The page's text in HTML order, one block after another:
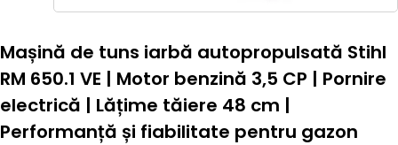
Mașină de tuns iarbă autopropulsată Stihl
RM 650.1 VE | Motor benzină 3,5 CP | Pornire
electrică | Lățime tăiere 48 cm |
Performanță și fiabilitate pentru gazon